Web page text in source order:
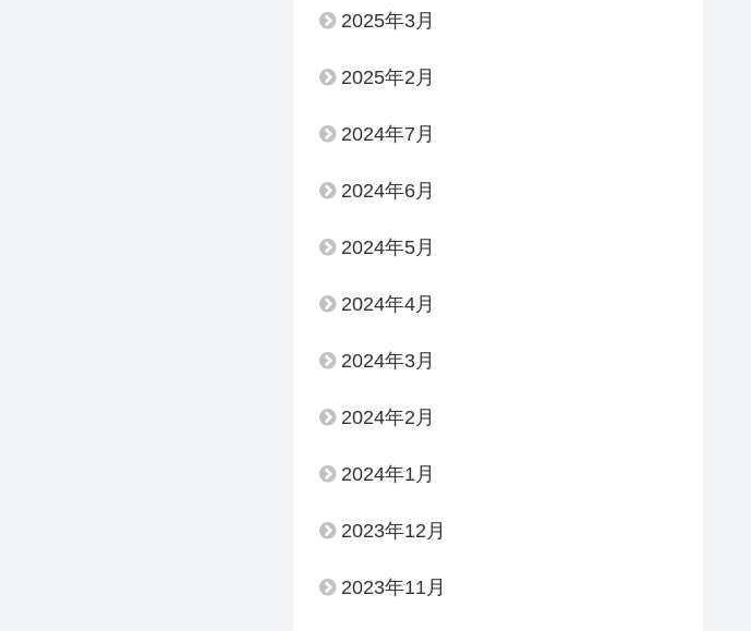
2025年3月
2025年2月
2024年7月
2024年6月
2024年5月
2024年4月
2024年3月
2024年2月
2024年1月
2023年12月
2023年11月